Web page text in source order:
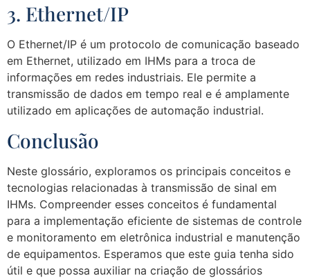
3. Ethernet/IP
O Ethernet/IP é um protocolo de comunicação baseado
em Ethernet, utilizado em IHMs para a troca de
informações em redes industriais. Ele permite a
transmissão de dados em tempo real e é amplamente
utilizado em aplicações de automação industrial.
Conclusão
Neste glossário, exploramos os principais conceitos e
tecnologias relacionadas à transmissão de sinal em
IHMs. Compreender esses conceitos é fundamental
para a implementação eficiente de sistemas de controle
e monitoramento em eletrônica industrial e manutenção
de equipamentos. Esperamos que este guia tenha sido
útil e que possa auxiliar na criação de glossários